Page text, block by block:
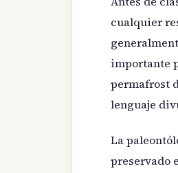
cualquier
importante
permafrost
lenguaje
La
preservado